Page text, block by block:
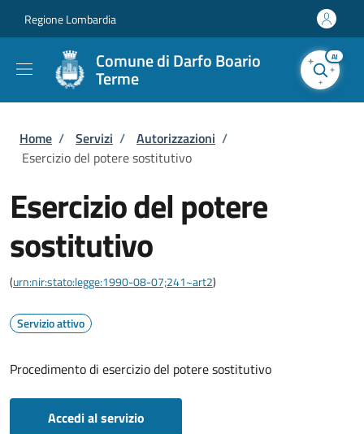
Regione Lombardia
Comune di Darfo Boario
Terme
AI
Briciole di pane
Home / Servizi / Autorizzazioni /
Esercizio del potere sostitutivo
Esercizio del potere
sostitutivo
(urn:nir:stato:legge:1990-08-07;241~art2)
Servizio attivo
Procedimento di esercizio del potere sostitutivo
Accedi al servizio